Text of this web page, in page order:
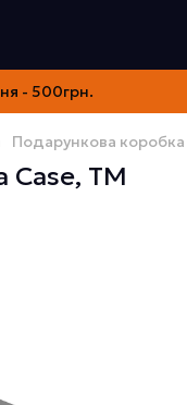
- 500грн.
Подарункова
Case, ТМ